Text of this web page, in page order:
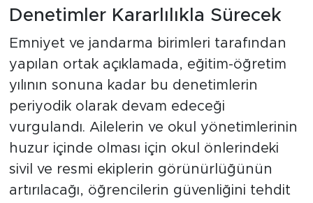
Denetimler Kararlılıkla Sürecek
Emniyet ve jandarma birimleri tarafından
yapılan ortak açıklamada, eğitim-öğretim
yılının sonuna kadar bu denetimlerin
periyodik olarak devam edeceği
vurgulandı. Ailelerin ve okul yönetimlerinin
huzur içinde olması için okul önlerindeki
sivil ve resmi ekiplerin görünürlüğünün
artırılacağı, öğrencilerin güvenliğini tehdit